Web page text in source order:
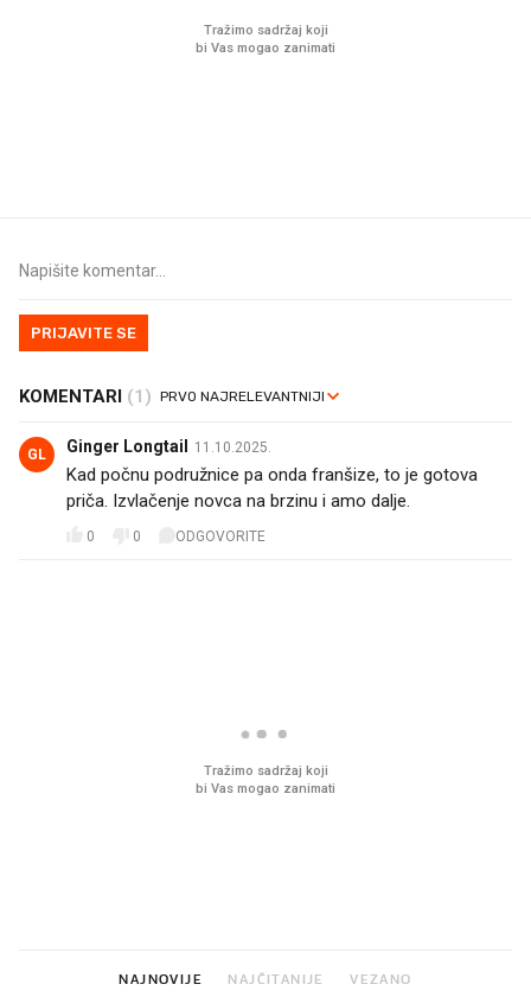
PRIJAVITE SE
KOMENTARI (1)
GL Ginger Longtail 11.10.2025.
Kad počnu podružnice pa onda franšize, to je gotova
priča. Izvlačenje novca na brzinu i amo dalje.
0 0 ODGOVORITE
NAJNOVIJE NAJČITANIJE VEZANO